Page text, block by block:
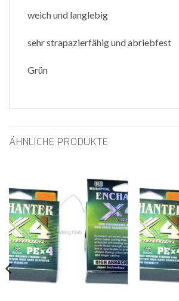
weich und langlebig
sehr strapazierfähig und abriebfest
Grün
ÄHNLICHE PRODUKTE